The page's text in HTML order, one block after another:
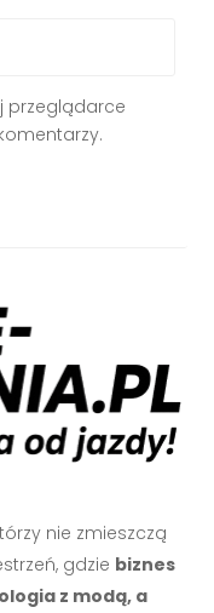
przeglądarce
nie zmieszczą
gdzie biznes
z modą, a